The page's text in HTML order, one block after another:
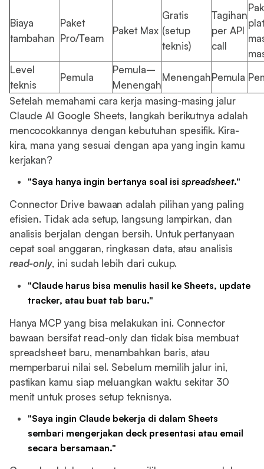
Biaya
tambahan
Paket
Pro/Team
Paket Max
Gratis
(setup
teknis)
Tagihan
per API
call
Level
teknis
Pemula
Pemula–
Menengah
MenengahPemula
Setelah memahami cara kerja masing-masing jalur
Claude AI Google Sheets, langkah berikutnya adalah
mencocokkannya dengan kebutuhan spesifik. Kira-
kira, mana yang sesuai dengan apa yang ingin kamu
kerjakan?
"Saya hanya ingin bertanya soal isispreadsheet."
Connector Drive bawaan adalah pilihan yang paling
efisien. Tidak ada setup, langsung lampirkan, dan
analisis berjalan dengan bersih. Untuk pertanyaan
cepat soal anggaran, ringkasan data, atau analisis
read-only, ini sudah lebih dari cukup.
"Claude harus bisa menulis hasil ke Sheets, update
tracker, atau buat tab baru."
Hanya MCP yang bisa melakukan ini. Connector
bawaan bersifat read-only dan tidak bisa membuat
spreadsheet baru, menambahkan baris, atau
memperbarui nilai sel. Sebelum memilih jalur ini,
pastikan kamu siap meluangkan waktu sekitar 30
menit untuk proses setup teknisnya.
"Saya ingin Claude bekerja di dalam Sheets
sembari mengerjakan deck presentasi atau email
secara bersamaan."